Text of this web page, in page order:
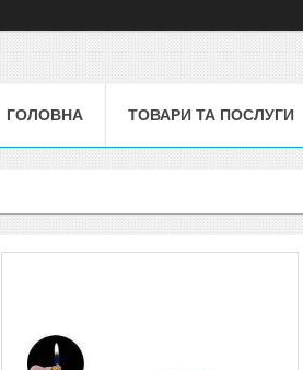
ГОЛОВНА ТОВАРИ ТА ПОСЛУГИ